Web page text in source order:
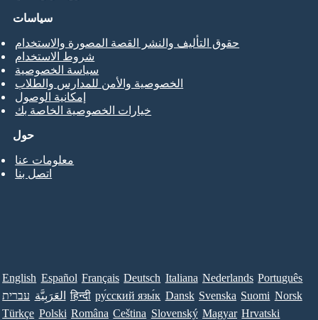
حول
معلومات عنا
اتصل بنا
سياسات
حقوق التأليف والنشر القصة المصورة والاستخدام
شروط الاستخدام
سياسة الخصوصية
الخصوصية والأمن للمدارس والطلاب
إمكانية الوصول
خيارات الخصوصية الخاصة بك
English Español Français Deutsch Italiana Nederlands Português
עברית العَرَبِيَّة हिन्दी ру́сский язы́к Dansk Svenska Suomi Norsk
Türkçe Polski Româna Ceština Slovenský Magyar Hrvatski